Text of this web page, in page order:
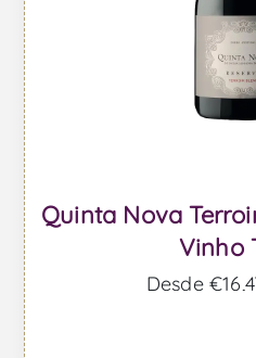
Quinta Nova
Vinho
Desde